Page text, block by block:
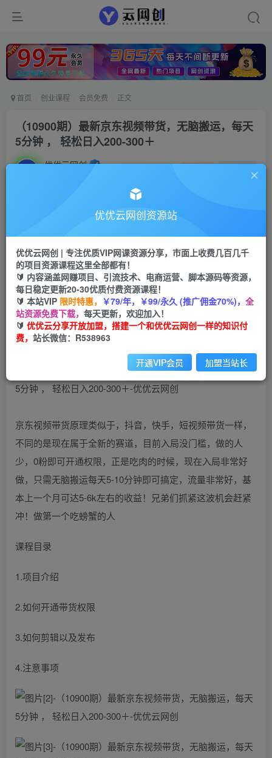
首页 创业课程 会员免费 正文
（10900期）最新京东视频带货，无脑搬运，每天
5分钟 ， 轻松日入200-300＋
优优云网创 私信
会员专属资源
会员免费
您暂无购买权限，请先开通会员
开通会员
京东视频带货原理类似于，抖音，快手，短视频带货一样，
不同的是现在属于全新的赛道，目前入局没门槛，做的人
少，0粉即可开通权限，正是吃肉的时候，现在入局非常好
做，只需无脑搬运每天5-10分钟即可搞定，流量非常好，基
本上一个月可达5-6k左右的收益！兄弟们抓紧这波机会赶紧
冲！做第一个吃螃蟹的人
课程目录
1.项目介绍
2.如何开通带货权限
3.如何剪辑以及发布
4.注意事项
优优云网创资源站
优优云网创 | 专注优质VIP网课资源分享，市面上收费几百几千
的项目资源课程这里全部都有！
🔰 内容涵盖网赚项目、引流技术、电商运营、脚本源码等资源，
每日稳定更新20-30优质付费资源课程！
🔰 本站VIP 限时特惠， ￥79/年，￥99/永久 (推广佣金70%)， 全
站资源免费下载， 每天更新，欢迎加入！
🔰 优优云分享开放加盟，搭建一个和优优云网创一样的知识付
费， 站长微信：R538963
开通VIP会员 加盟当站长